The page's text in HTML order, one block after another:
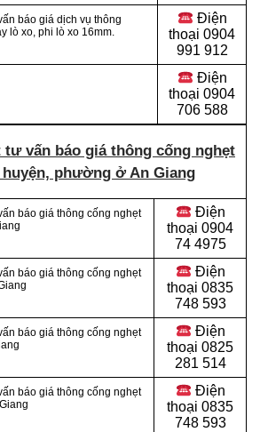
báo giá dịch vụ thông
lò xo, phi lò xo 16mm.
Điện
thoại 0904
991 912
Điện
thoại 0904
706 588
tư vấn báo giá thông cống nghẹt
phường ở An Giang
báo giá thông cống nghẹt
Điện
thoại 0904
74 4975
báo giá thông cống nghẹt
Điện
thoại 0835
748 593
báo giá thông cống nghẹt
Điện
thoại 0825
281 514
báo giá thông cống nghẹt
Điện
thoại 0835
748 593